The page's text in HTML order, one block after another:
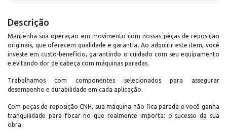
Descrição
Mantenha sua operação em movimento com nossas peças de reposição
originais, que oferecem qualidade e garantia. Ao adquirir este item, você
investe em custo-benefício, garantindo o cuidado com seu equipamento
e evitando dor de cabeça com máquinas paradas.
Trabalhamos com componentes selecionados para assegurar
desempenho e durabilidade em cada aplicação.
Com peças de reposição CNH, sua máquina não fica parada e você ganha
tranquilidade para focar no que realmente importa: o sucesso da sua
obra.